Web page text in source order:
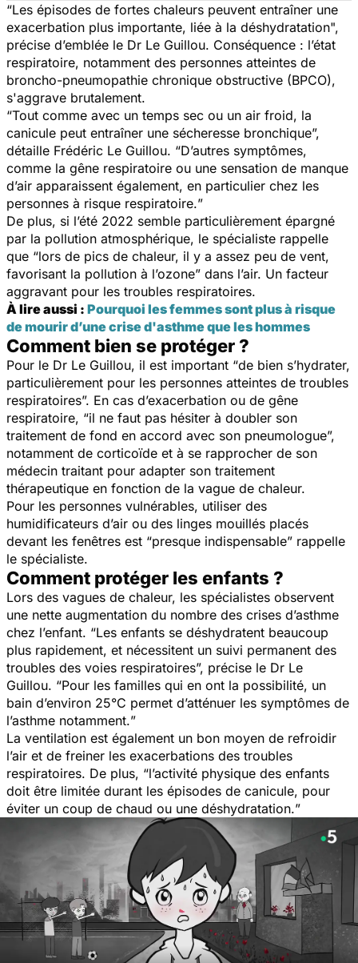
“Les épisodes de fortes chaleurs peuvent entraîner une
exacerbation plus importante, liée à la déshydratation",
précise d’emblée le Dr Le Guillou. Conséquence : l’état
respiratoire, notamment des personnes atteintes de
broncho-pneumopathie chronique obstructive (BPCO),
s'aggrave brutalement.
“Tout comme avec un temps sec ou un air froid, la
canicule peut entraîner une sécheresse bronchique”,
détaille Frédéric Le Guillou. “D’autres symptômes,
comme la gêne respiratoire ou une sensation de manque
d’air apparaissent également, en particulier chez les
personnes à risque respiratoire.”
De plus, si l’été 2022 semble particulièrement épargné
par la pollution atmosphérique, le spécialiste rappelle
que “lors de pics de chaleur, il y a assez peu de vent,
favorisant la pollution à l’ozone” dans l’air. Un facteur
aggravant pour les troubles respiratoires.
À lire aussi : Pourquoi les femmes sont plus à risque
de mourir d’une crise d'asthme que les hommes
Comment bien se protéger ?
Pour le Dr Le Guillou, il est important “de bien s’hydrater,
particulièrement pour les personnes atteintes de troubles
respiratoires”. En cas d’exacerbation ou de gêne
respiratoire, “il ne faut pas hésiter à doubler son
traitement de fond en accord avec son pneumologue”,
notamment de corticoïde et à se rapprocher de son
médecin traitant pour adapter son traitement
thérapeutique en fonction de la vague de chaleur.
Pour les personnes vulnérables, utiliser des
humidificateurs d’air ou des linges mouillés placés
devant les fenêtres est “presque indispensable” rappelle
le spécialiste.
Comment protéger les enfants ?
Lors des vagues de chaleur, les spécialistes observent
une nette augmentation du nombre des crises d’asthme
chez l’enfant. “Les enfants se déshydratent beaucoup
plus rapidement, et nécessitent un suivi permanent des
troubles des voies respiratoires”, précise le Dr Le
Guillou. “Pour les familles qui en ont la possibilité, un
bain d’environ 25°C permet d’atténuer les symptômes de
l’asthme notamment.”
La ventilation est également un bon moyen de refroidir
l’air et de freiner les exacerbations des troubles
respiratoires. De plus, “l’activité physique des enfants
doit être limitée durant les épisodes de canicule, pour
éviter un coup de chaud ou une déshydratation.”